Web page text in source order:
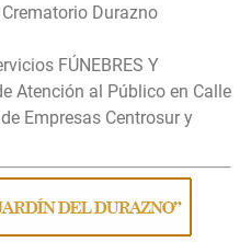
Crematorio Durazno
FÚNEBRES Y
Atención al Público en Calle
Empresas Centrosur y